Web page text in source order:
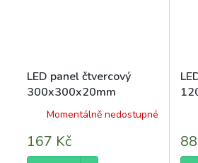
LED panel čtvercový
300x300x20mm
vestavný - 24W - 230V -
Momentálně nedostupné
167 Kč